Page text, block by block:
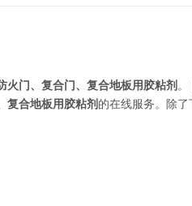
火门、复合门、复合地板用胶粘剂 。
复合地板用胶粘剂 的在线服务。除